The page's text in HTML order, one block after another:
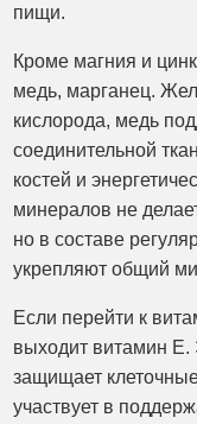
пищи.
Кроме магния и
медь, марганец.
кислорода, медь
соединительной
костей и
минералов не
но в составе
укрепляют общий
Если перейти к
выходит витамин E.
защищает
участвует в